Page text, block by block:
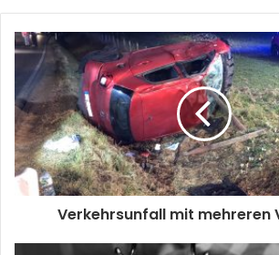
Verkehrsunfall mit mehreren